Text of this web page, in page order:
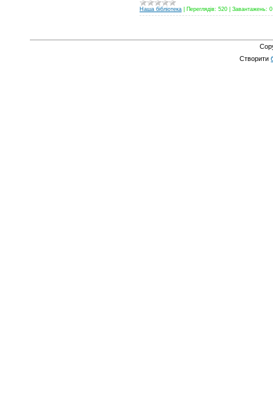
Наша бібліотека Переглядів: 520 Завантажень: 0
Створити